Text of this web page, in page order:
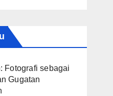
Fotografi sebagai
Gugatan